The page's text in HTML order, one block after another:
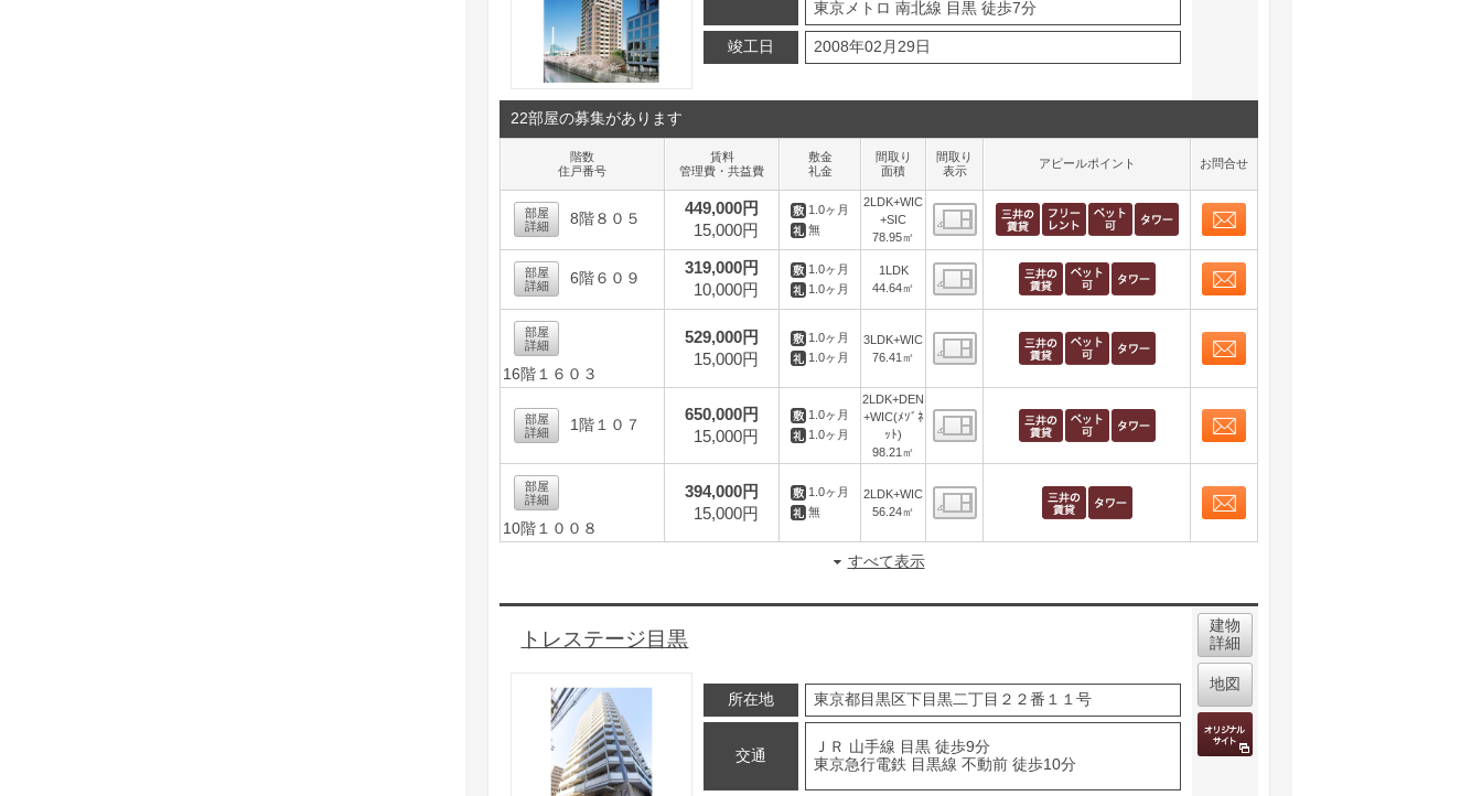
東京メトロ 南北線 目黒 徒歩7分
竣工日 2008年02月29日
22部屋の募集があります
階数
住戸番号
賃料
管理費・共益費
敷金
礼金
間取り
面積
間取り
表示
アピールポイント お問合せ
部屋
詳細
8階８０５
449,000円
15,000円
1.0ヶ月
無
2LDK+WIC
+SIC
78.95㎡
間取り表示
部屋
詳細
6階６０９
319,000円
10,000円
1.0ヶ月
1.0ヶ月
1LDK
44.64㎡
間取り表示
部屋
詳細
16階１６０３
529,000円
15,000円
1.0ヶ月
1.0ヶ月
3LDK+WIC
76.41㎡
部屋
詳細
1階１０７
650,000円
15,000円
1.0ヶ月
1.0ヶ月
2LDK+DEN
+WIC(ﾒｿﾞﾈ
ｯﾄ)
98.21㎡
部屋
詳細
10階１００８
394,000円
15,000円
1.0ヶ月
無
2LDK+WIC
56.24㎡
すべて表示
トレステージ目黒
所在地 東京都目黒区下目黒二丁目２２番１１号
交通
ＪＲ 山手線 目黒 徒歩9分
東京急行電鉄 目黒線 不動前 徒歩10分
建物
詳細
地図